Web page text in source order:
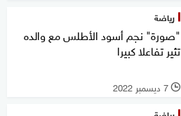
رياضة
"صورة" نجم أسود الأطلس مع والده
تثير تفاعلا كبيرا
l 7 ديسمبر 2022